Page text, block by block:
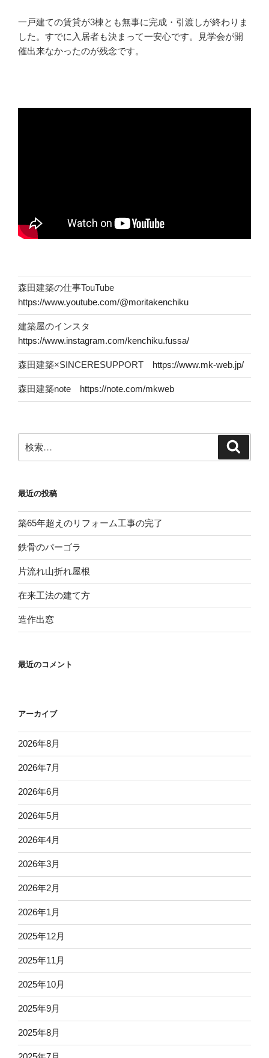
一戸建ての賃貸が3棟とも無事に完成・引渡しが終わりま
した。すでに入居者も決まって一安心です。見学会が開
催出来なかったのが残念です。
森田建築の仕事TouTube
https://www.youtube.com/@moritakenchiku
建築屋のインスタ
https://www.instagram.com/kenchiku.fussa/
森田建築×SINCERESUPPORT https://www.mk-web.jp/
森田建築note https://note.com/mkweb
索:
最近の投稿
築65年超えのリフォーム工事の完了
鉄骨のパーゴラ
片流れ山折れ屋根
在来工法の建て方
造作出窓
最近のコメント
アーカイブ
2026年8月
2026年7月
2026年6月
2026年5月
2026年4月
2026年3月
2026年2月
2026年1月
2025年12月
2025年11月
2025年10月
2025年9月
2025年8月